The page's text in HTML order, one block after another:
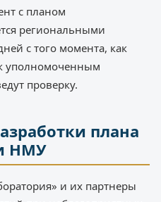
с планом
региональными
с того момента, как
уполномоченным
проверку.
плана
НМУ
и их партнеры